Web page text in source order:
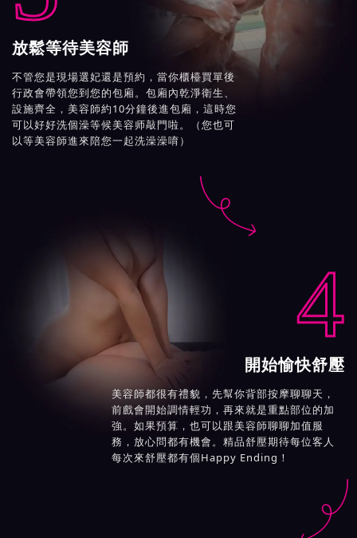
放鬆等待美容師
不管您是現場選妃還是預約，當你櫃檯買單後
行政會帶領您到您的包廂。包廂內乾淨衛生、
設施齊全，美容師約10分鐘後進包廂，這時您
可以好好洗個澡等候美容师敲門啦。（您也可
以等美容師進來陪您一起洗澡澡唷）

4
開始愉快舒壓
美容師都很有禮貌，先幫你背部按摩聊聊天，
前戲會開始調情輕功，再來就是重點部位的加
強。如果預算，也可以跟美容師聊聊加值服
務，放心問都有機會。精品舒壓期待每位客人
每次來舒壓都有個Happy Ending！